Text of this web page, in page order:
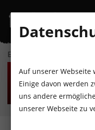
EVENTKALENDER
SA
8
AUGUST
SO
9
AUGUST
Auf unserer Webseite
Einige davon werden
uns andere
unserer Webseite zu